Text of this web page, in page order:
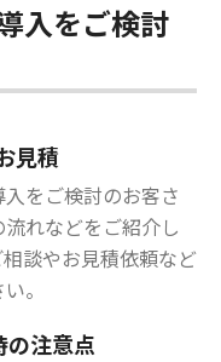
入をご検討
見積
をご検討のお客さ
れなどをご紹介し
談やお見積依頼など
。
の注意点